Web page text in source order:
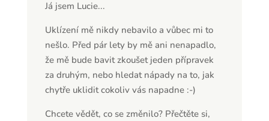
Já jsem Lucie...
Uklízení mě nikdy nebavilo a vůbec mi to
nešlo. Před pár lety by mě ani nenapadlo,
že mě bude bavit zkoušet jeden přípravek
za druhým, nebo hledat nápady na to, jak
chytře uklidit cokoliv vás napadne :-)
Chcete vědět, co se změnilo? Přečtěte si,